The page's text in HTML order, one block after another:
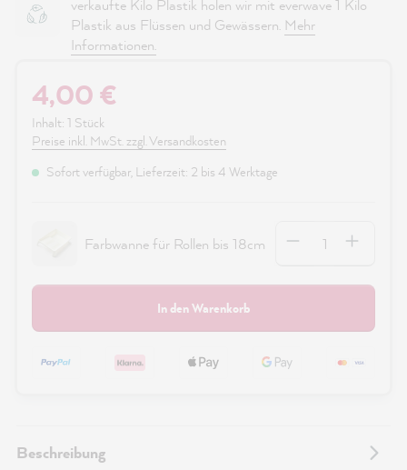
verkaufte Kilo Plastik holen wir mit everwave 1 Kilo
Plastik aus Flüssen und Gewässern. Mehr
Informationen.
4,00 €
Inhalt: 1 Stück
Preise inkl. MwSt. zzgl. Versandkosten
Sofort verfügbar, Lieferzeit: 2 bis 4 Werktage
Farbwanne für Rollen bis 18cm
In den Warenkorb
Beschreibung